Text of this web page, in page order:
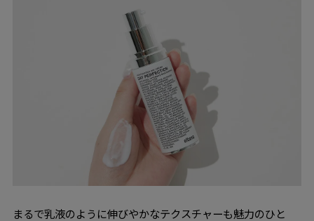
まるで乳液のように伸びやかなテクスチャーも魅力のひと